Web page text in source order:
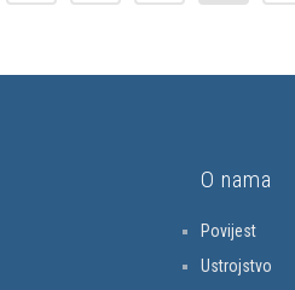
O nama
Povijest
Ustrojstvo